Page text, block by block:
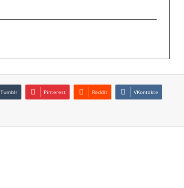
Tumblr Pinterest Reddit VKontakte